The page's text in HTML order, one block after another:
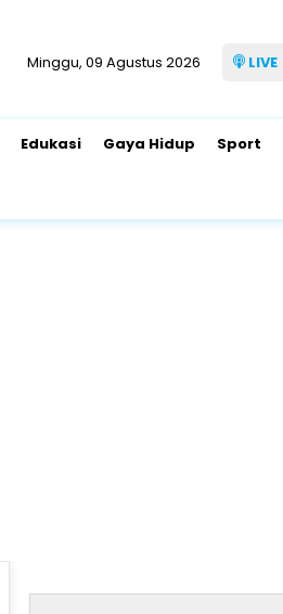
Minggu, 09 Agustus 2026 LIVE
Edukasi Gaya Hidup Sport